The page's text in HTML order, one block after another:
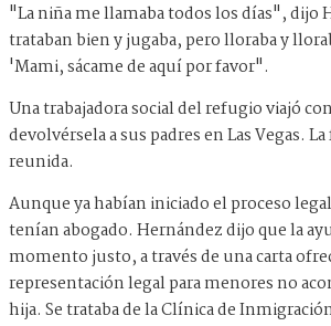
"La niña me llamaba todos los días", dijo
trataban bien y jugaba, pero lloraba y
'Mami, sácame de aquí por favor".
Una trabajadora social del refugio viajó
devolvérsela a sus padres en Las Vegas.
reunida.
Aunque ya habían iniciado el proceso
tenían abogado. Hernández dijo que la
momento justo, a través de una carta
representación legal para menores no
hija. Se trataba de la Clínica de